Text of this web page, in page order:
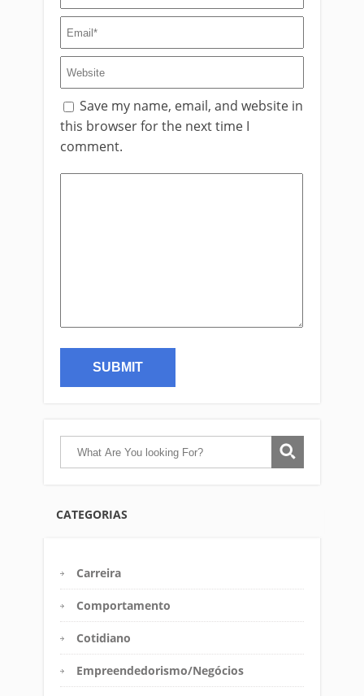
Save my name, email, and website in
this browser for the next time I
comment.
CATEGORIAS
Carreira
Comportamento
Cotidiano
Empreendedorismo/Negócios